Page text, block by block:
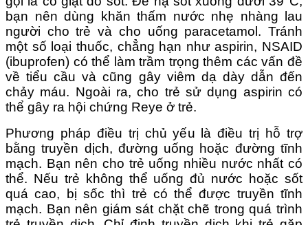
bạn nên dùng khăn thấm nước nhẹ nhàng lau
người cho trẻ và cho uống paracetamol. Tránh
một số loại thuốc, chẳng hạn như aspirin, NSAID
(ibuprofen) có thể làm trầm trọng thêm các vấn đề
về tiểu cầu và cũng gây viêm dạ dày dẫn đến
chảy máu. Ngoài ra, cho trẻ sử dụng aspirin có
thể gây ra hội chứng Reye ở trẻ.
Phương pháp điều trị chủ yếu là điều trị hỗ trợ
bằng truyền dịch, đường uống hoặc đường tĩnh
mạch. Bạn nên cho trẻ uống nhiều nước nhất có
thể. Nếu trẻ không thể uống đủ nước hoặc sốt
quá cao, bị sốc thì trẻ có thể được truyền tĩnh
mạch. Bạn nên giám sát chặt chẽ trong quá trình